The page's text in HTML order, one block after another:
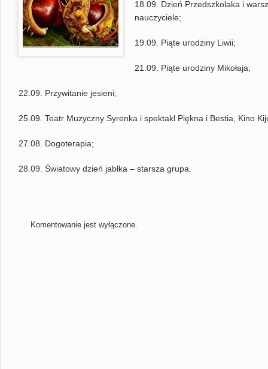
18.09. Dzień Przedszkolaka i
nauczyciele;
19.09. Piąte urodziny Liwii;
21.09. Piąte urodziny Mikołaja;
22.09. Przywitanie jesieni;
25.09. Teatr Muzyczny Syrenka i spektakl Piękna i Bestia, Kino
27.08. Dogoterapia;
28.09. Światowy dzień jabłka – starsza grupa.
Komentowanie jest wyłączone.